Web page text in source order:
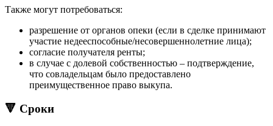
Также могут потребоваться:
разрешение от органов опеки (если в сделке принимают
участие недееспособные/несовершеннолетние лица);
согласие получателя ренты;
в случае с долевой собственностью – подтверждение,
что совладельцам было предоставлено
преимущественное право выкупа.
🔻 Сроки